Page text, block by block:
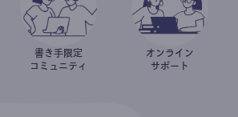
書き手限定
コミュニティ
オンライン
サポート